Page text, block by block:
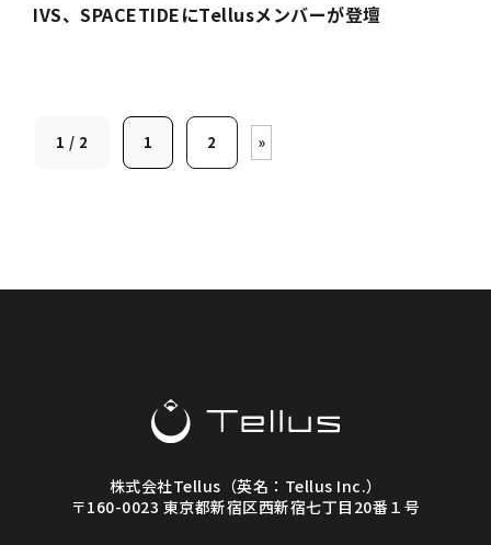
IVS、SPACETIDEにTellusメンバーが登壇
1 / 2 1 2 »
株式会社Tellus（英名：Tellus Inc.）
〒160-0023 東京都新宿区西新宿七丁目20番１号